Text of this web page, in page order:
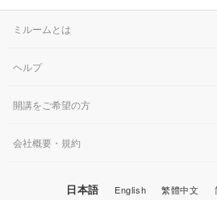
ミルームとは
ヘルプ
開講をご希望の方
会社概要・規約
日本語 English 繁體中文